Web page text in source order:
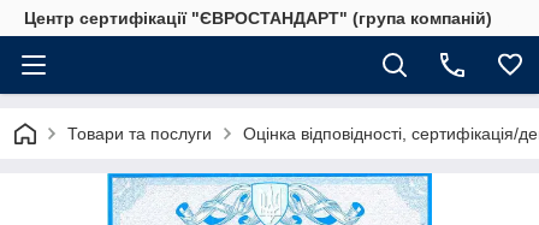
Центр сертифікації "ЄВРОСТАНДАРТ" (група компаній)
Товари та послуги Оцінка відповідності, сертифікація/